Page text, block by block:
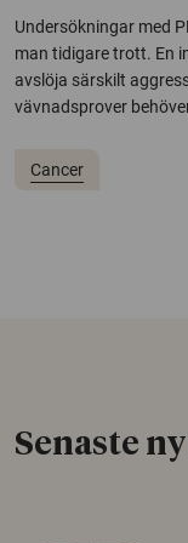
Undersökningar med
man tidigare trott. En
avslöja särskilt
vävnadsprover
Cancer
Senaste